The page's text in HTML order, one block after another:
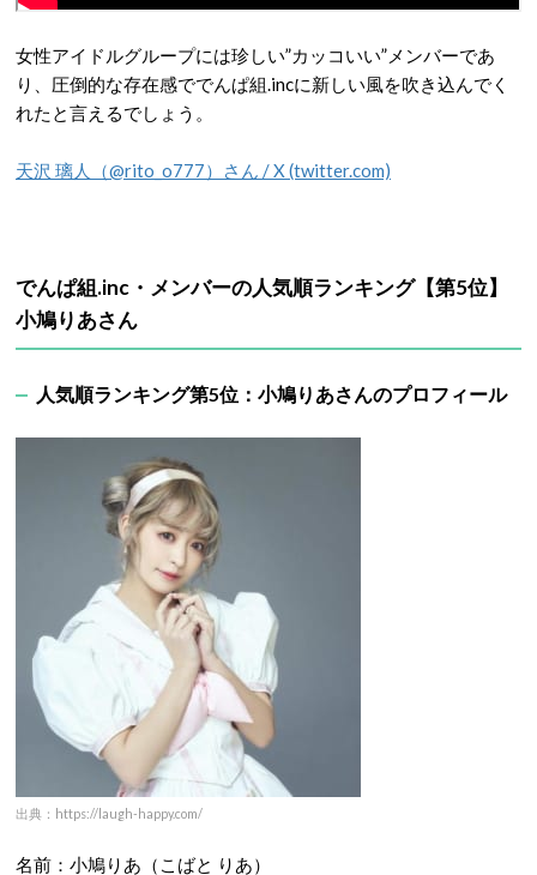
女性アイドルグループには珍しい”カッコいい”メンバーであ
り、圧倒的な存在感ででんぱ組.incに新しい風を吹き込んでく
れたと言えるでしょう。
天沢 璃人（@rito_o777）さん / X (twitter.com)
でんぱ組.inc・メンバーの人気順ランキング【第5位】
小鳩りあさん
人気順ランキング第5位：小鳩りあさんのプロフィール
出典：https://laugh-happy.com/
名前：小鳩りあ（こばと りあ）